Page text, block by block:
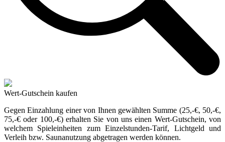
Wert-Gutschein kaufen
Gegen Einzahlung einer von Ihnen gewählten Summe (25,-€, 50,-€,
75,-€ oder 100,-€) erhalten Sie von uns einen Wert-Gutschein, von
welchem Spieleinheiten zum Einzelstunden-Tarif, Lichtgeld und
Verleih bzw. Saunanutzung abgetragen werden können.